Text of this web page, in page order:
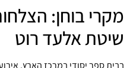
מקרי בוחן:
שיטת אלעד רוט
בבית ספר יסודי במרכז הארץ,